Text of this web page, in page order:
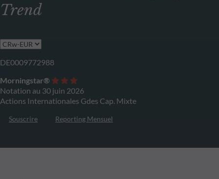
Trend
DE0009772988
Morningstar®
Notation au 30 juin 2026
Actions Internationales Gdes Cap. Mixte
Souscrire Reporting Mensuel